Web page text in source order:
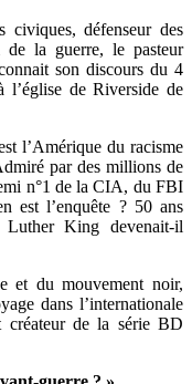
défenseur des
de la guerre, le pasteur
son discours du 4
l’église de Riverside de
l’Amérique du racisme
par des millions de
n°1 de la CIA, du FBI
est l’enquête ? 50 ans
King devenait-il
et du mouvement noir,
dans l’internationale
créateur de la série BD